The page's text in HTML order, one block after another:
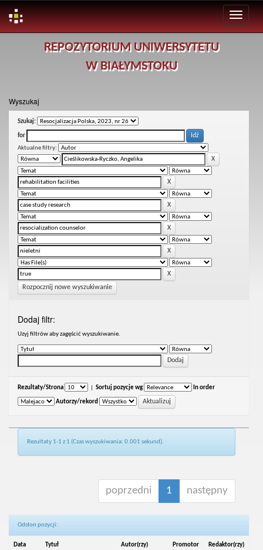
REPOZYTORIUM UNIWERSYTETU
W BIAŁYMSTOKU
Wyszukaj
Szukaj:
for
Aktualne filtry:
Rozpocznij nowe wyszukiwanie
Dodaj filtr:
Uzyj filtrów aby zagęścić wyszukiwanie.
Rezultaty/Strona Sortuj pozycje wg In order
Autorzy/rekord
Rezultaty 1-1 z 1 (Czas wyszukiwania: 0.001 sekund).
poprzedni 1 następny
Odsłon pozycji:
Data
Tytuł Autor(rzy) Promotor Redaktor(rzy)